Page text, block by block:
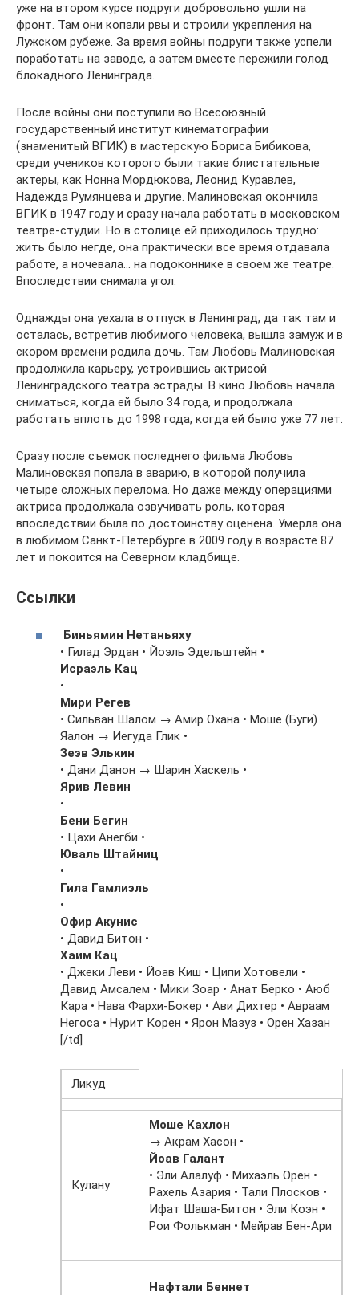
уже на втором курсе подруги добровольно ушли на
фронт. Там они копали рвы и строили укрепления на
Лужском рубеже. За время войны подруги также успели
поработать на заводе, а затем вместе пережили голод
блокадного Ленинграда.
После войны они поступили во Всесоюзный
государственный институт кинематографии
(знаменитый ВГИК) в мастерскую Бориса Бибикова,
среди учеников которого были такие блистательные
актеры, как Нонна Мордюкова, Леонид Куравлев,
Надежда Румянцева и другие. Малиновская окончила
ВГИК в 1947 году и сразу начала работать в московском
театре-студии. Но в столице ей приходилось трудно:
жить было негде, она практически все время отдавала
работе, а ночевала… на подоконнике в своем же театре.
Впоследствии снимала угол.
Однажды она уехала в отпуск в Ленинград, да так там и
осталась, встретив любимого человека, вышла замуж и в
скором времени родила дочь. Там Любовь Малиновская
продолжила карьеру, устроившись актрисой
Ленинградского театра эстрады. В кино Любовь начала
сниматься, когда ей было 34 года, и продолжала
работать вплоть до 1998 года, когда ей было уже 77 лет.
Сразу после съемок последнего фильма Любовь
Малиновская попала в аварию, в которой получила
четыре сложных перелома. Но даже между операциями
актриса продолжала озвучивать роль, которая
впоследствии была по достоинству оценена. Умерла она
в любимом Санкт-Петербурге в 2009 году в возрасте 87
лет и покоится на Северном кладбище.
Ссылки
Биньямин Нетаньяху
• Гилад Эрдан • Йоэль Эдельштейн •
Исраэль Кац
•
Мири Регев
• Сильван Шалом → Амир Охана • Моше (Буги)
Яалон → Иегуда Глик •
Зеэв Элькин
• Дани Данон → Шарин Хаскель •
Ярив Левин
•
Бени Бегин
• Цахи Анегби •
Юваль Штайниц
•
Гила Гамлиэль
•
Офир Акунис
• Давид Битон •
Хаим Кац
• Джеки Леви • Йоав Киш • Ципи Хотовели •
Давид Амсалем • Мики Зоар • Анат Берко • Аюб
Кара • Нава Фархи-Бокер • Ави Дихтер • Авраам
Негоса • Нурит Корен • Ярон Мазуз • Орен Хазан
[/td]
Ликуд
Кулану
Моше Кахлон
→ Акрам Хасон •
Йоав Галант
• Эли Алалуф • Михаэль Орен •
Рахель Азария • Тали Плосков •
Ифат Шаша-Битон • Эли Коэн •
Рои Фолькман • Мейрав Бен-Ари
Нафтали Беннет